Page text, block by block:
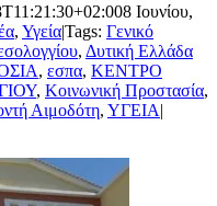
8 Ιουνίου,
, Υγεία|Tags: Γενικό
, Δυτική Ελλάδα
, εσπα, ΚΕΝΤΡΟ
, Κοινωνική Προστασία,
Αιμοδότη, ΥΓΕΙΑ|